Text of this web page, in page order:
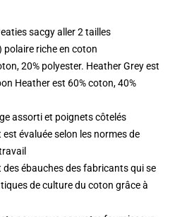
sacgy aller 2 tailles
riche en coton
20% polyester. Heather Grey est
Heather est 60% coton, 40%
assorti et poignets côtelés
évaluée selon les normes de
ébauches des fabricants qui se
de culture du coton grâce à